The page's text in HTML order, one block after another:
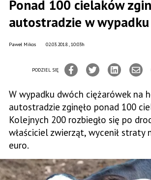
Ponad 100 cielaków
autostradzie w wypadku
02.03.2018., 10:03h
Paweł Mikos
PODZIEL SIĘ
W wypadku dwóch ciężarówek na
autostradzie zginęło ponad 100
Kolejnych 200 rozbiegło się po
właściciel zwierząt, wycenił straty
euro.